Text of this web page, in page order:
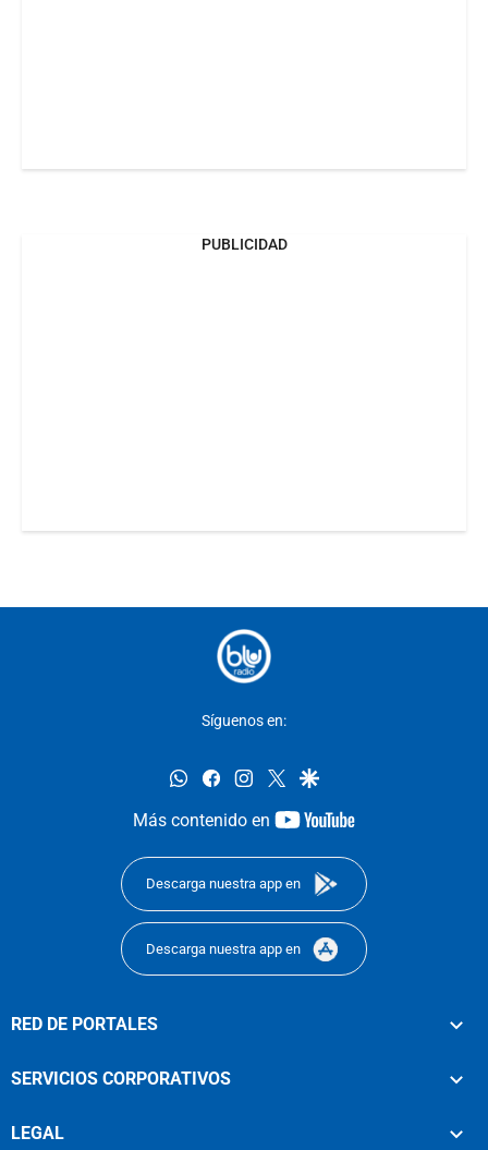
PUBLICIDAD
Síguenos en:
whatsappfacebookinstagram
twittergoogle
Más contenido en
youtube-
Descarga nuestra app en
Descarga nuestra app en
RED DE PORTALES
SERVICIOS CORPORATIVOS
LEGAL